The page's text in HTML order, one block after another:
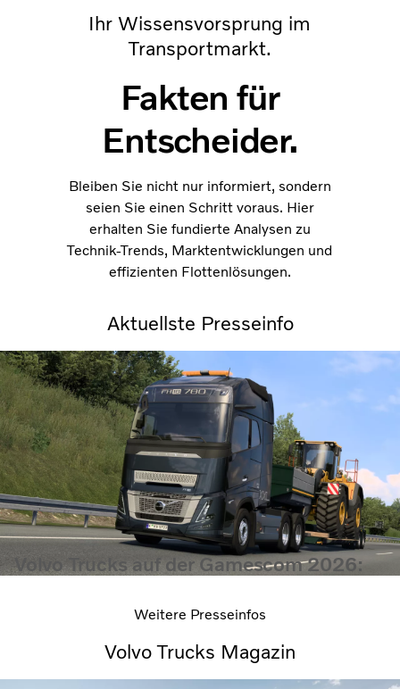
Ihr Wissensvorsprung im
Transportmarkt.
Fakten für
Entscheider.
Bleiben Sie nicht nur informiert, sondern
seien Sie einen Schritt voraus. Hier
erhalten Sie fundierte Analysen zu
Technik-Trends, Marktentwicklungen und
effizienten Flottenlösungen.
Aktuellste Presseinfo
Volvo Trucks auf der Gamescom 2026:
Weitere Presseinfos
Volvo Trucks Magazin